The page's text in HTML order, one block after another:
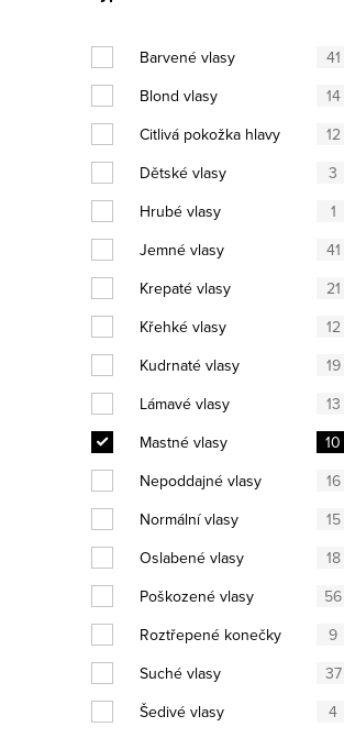
Barvené vlasy
41
Blond vlasy
14
Citlivá pokožka hlavy
12
Dětské vlasy
3
Hrubé vlasy
1
Jemné vlasy
41
Krepaté vlasy
21
Křehké vlasy
12
Kudrnaté vlasy
19
Lámavé vlasy
13
Mastné vlasy
10
Nepoddajné vlasy
16
Normální vlasy
15
Oslabené vlasy
18
Poškozené vlasy
56
Roztřepené konečky
9
Suché vlasy
37
Šedivé vlasy
4